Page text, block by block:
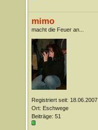
mimo
macht die Feuer an...
Registriert seit: 18.06.2007
Ort: Eschwege
Beiträge: 51